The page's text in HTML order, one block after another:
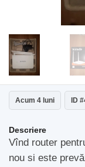
Acum 4 luni ID
Descriere
Vînd router
nou si este